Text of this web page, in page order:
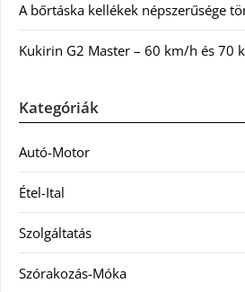
A bőrtáska kellékek népszerűsége
Kukirin G2 Master – 60 km/h és 70
Kategóriák
Autó-Motor
Étel-Ital
Szolgáltatás
Szórakozás-Móka